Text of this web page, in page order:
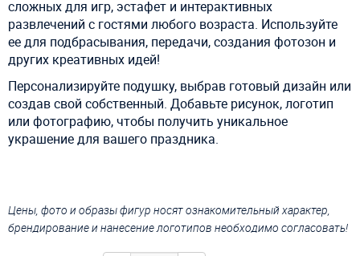
сложных для игр, эстафет и интерактивных
развлечений с гостями любого возраста. Используйте
ее для подбрасывания, передачи, создания фотозон и
других креативных идей!
Персонализируйте подушку, выбрав готовый дизайн или
создав свой собственный. Добавьте рисунок, логотип
или фотографию, чтобы получить уникальное
украшение для вашего праздника.
Цены, фото и образы фигур носят ознакомительный характер,
брендирование и нанесение логотипов необходимо согласовать!